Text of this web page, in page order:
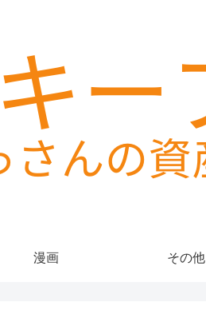
漫画 その他